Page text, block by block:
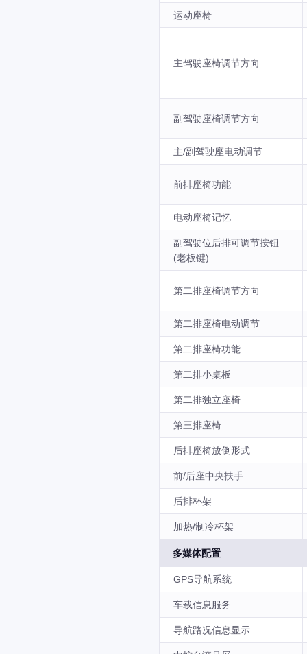
运动座椅
主驾驶座椅调节方向
副驾驶座椅调节方向
主/副驾驶座电动调节
前排座椅功能
电动座椅记忆
副驾驶位后排可调节按钮
(老板键)
第二排座椅调节方向
第二排座椅电动调节
第二排座椅功能
第二排小桌板
第二排独立座椅
第三排座椅
后排座椅放倒形式
前/后座中央扶手
后排杯架
加热/制冷杯架
多媒体配置
GPS导航系统
车载信息服务
导航路况信息显示